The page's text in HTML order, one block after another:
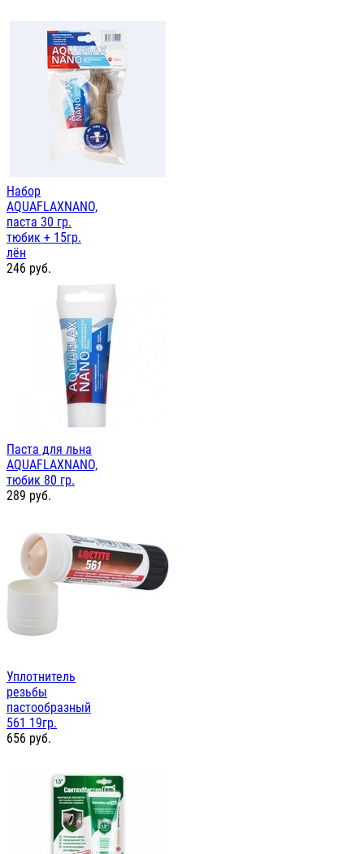
Набор
AQUAFLAXNANO,
паста 30 гр.
тюбик + 15гр.
лён
246 руб.
Паста для льна
AQUAFLAXNANO,
тюбик 80 гр.
289 руб.
Уплотнитель
резьбы
пастообразный
561 19гр.
656 руб.